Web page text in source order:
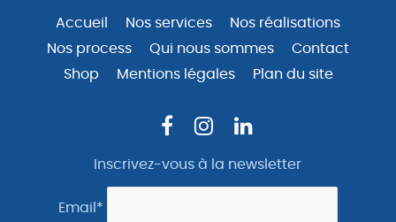
Accueil Nos services
Nos réalisations
Nos process
Qui nous sommes
Contact
Shop
Mentions légales Plan du site
Inscrivez-vous à la newsletter
Email*